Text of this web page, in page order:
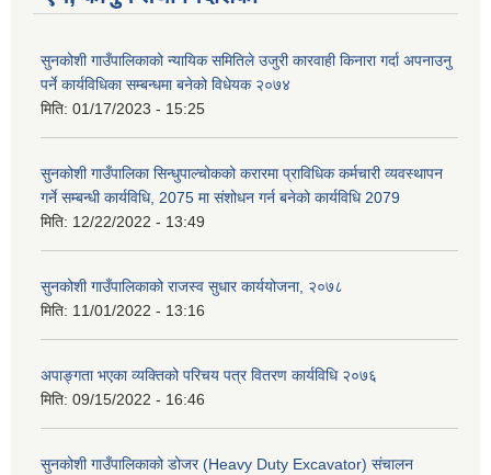
सुनकोशी गाउँपालिकाको न्यायिक समितिले उजुरी कारवाही किनारा गर्दा अपनाउनु
पर्ने कार्यविधिका सम्बन्धमा बनेको विधेयक २०७४
मिति: 01/17/2023 - 15:25
सुनकोशी गाउँपालिका सिन्धुपाल्चोकको करारमा प्राविधिक कर्मचारी व्यवस्थापन
गर्ने सम्बन्धी कार्यविधि, 2075 मा संशोधन गर्न बनेको कार्यविधि 2079
मिति: 12/22/2022 - 13:49
सुनकोशी गाउँपालिकाको राजस्व सुधार कार्ययोजना, २०७८
मिति: 11/01/2022 - 13:16
अपाङ्गता भएका व्यक्तिको परिचय पत्र वितरण कार्यविधि २०७६
मिति: 09/15/2022 - 16:46
सुनकोशी गाउँपालिकाको डोजर (Heavy Duty Excavator) संचालन